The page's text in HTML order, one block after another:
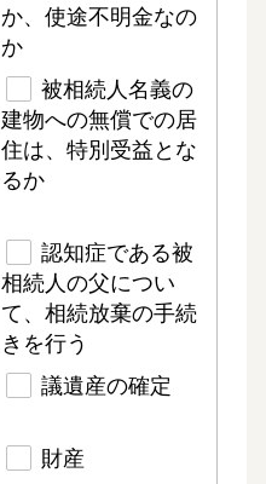
か、使途不明金なの
か
被相続人名義の
建物への無償での居
住は、特別受益とな
るか
認知症である被
相続人の父につい
て、相続放棄の手続
きを行う
議遺産の確定
財産